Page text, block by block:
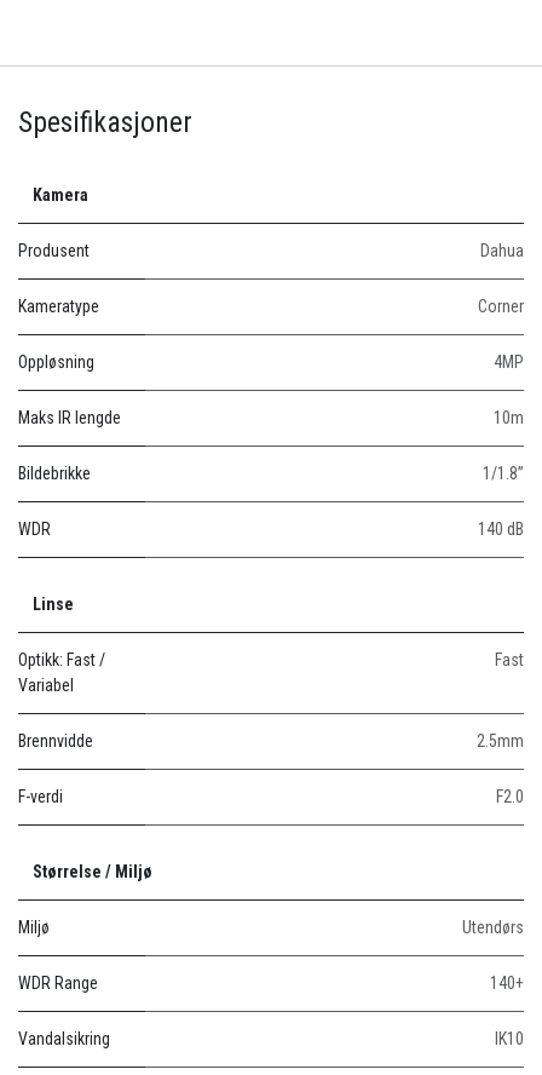
Spesifikasjoner
Kamera
Produsent Dahua
Kameratype Corner
Oppløsning 4MP
Maks IR lengde 10m
Bildebrikke 1/1.8”
WDR 140 dB
Linse
Optikk: Fast /
Variabel
Fast
Brennvidde 2.5mm
F-verdi F2.0
Størrelse / Miljø
Miljø Utendørs
WDR Range 140+
Vandalsikring IK10